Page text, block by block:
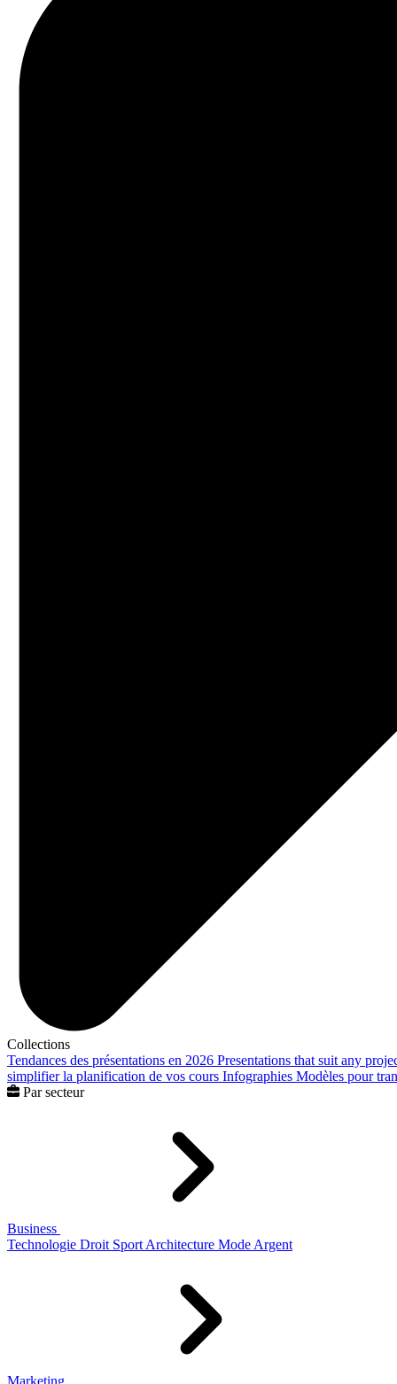
Collections
Tendances des présentations en 2026 Presentations that suit any
simplifier la planification de vos cours Infographies Modèles pour
Par secteur
Business
Technologie Droit Sport Architecture Mode Argent
Marketing